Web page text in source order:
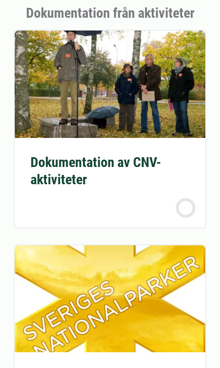
Dokumentation från aktiviteter
Dokumentation av CNV-
aktiviteter